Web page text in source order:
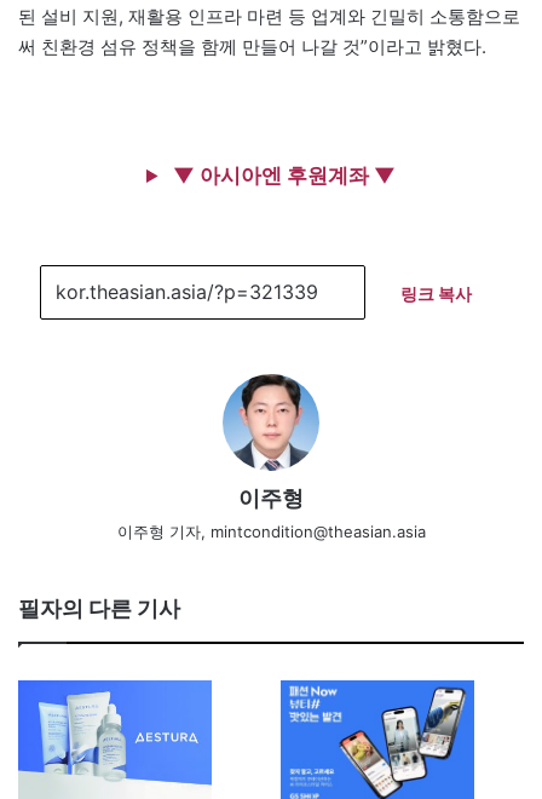
된 설비 지원, 재활용 인프라 마련 등 업계와 긴밀히 소통함으로
써 친환경 섬유 정책을 함께 만들어 나갈 것”이라고 밝혔다.
▼ 아시아엔 후원계좌 ▼
링크 복사
이주형
이주형 기자, mintcondition@theasian.asia
필자의 다른 기사